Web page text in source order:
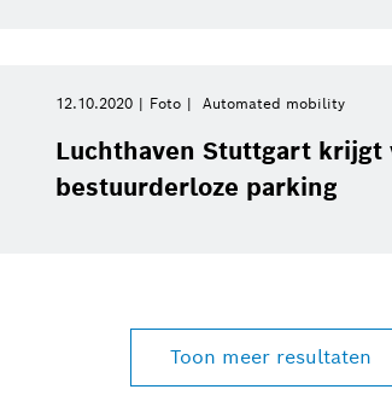
12.10.2020 Foto Automated mobility
Luchthaven Stuttgart krijgt
bestuurderloze parking
Toon meer resultaten